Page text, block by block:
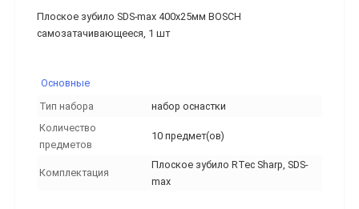
Плоское зубило SDS-max 400х25мм BOSCH
самозатачивающееся, 1 шт
Основные
Тип набора
набор оснастки
Количество
предметов
10 предмет(ов)
Комплектация
Плоское зубило RTec Sharp, SDS-
max